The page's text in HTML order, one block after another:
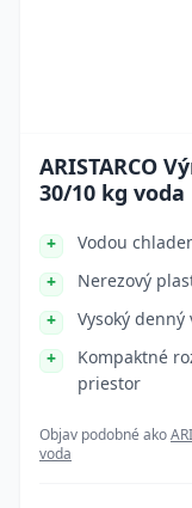
ARISTARCO
30/10 kg voda
Vodou
Nerezový
Vysoký denný
Kompaktné
priestor
Objav podobné ako
voda